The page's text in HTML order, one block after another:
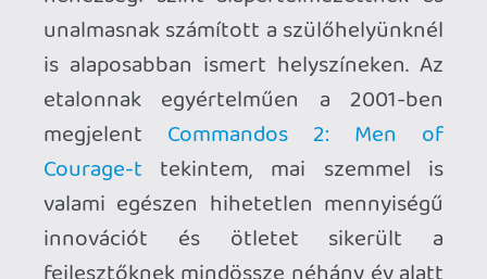
Finally, some action!
Ilyen előzményekkel gondolom senkit
nem lep meg, hogy rajtuk tartottam a
szemem. A 2024-es megjelenést végül -
kiváló érzékkel - nem erőltette a kiadó,
egy iszonyúan bugos demó után fél évvel
érkezett csak a teljes változat - többek